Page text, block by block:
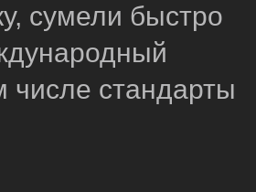
сумели быстро
числе стандарты